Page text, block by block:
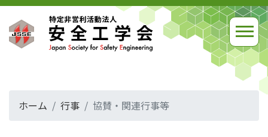
ホーム 行事 協賛・関連行事等